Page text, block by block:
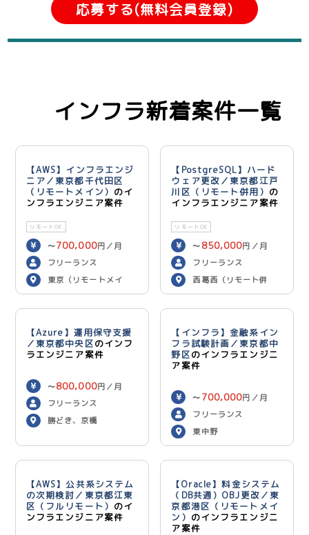
応募する(無料会員登録)
インフラ新着案件一覧
【AWS】インフラエンジ
ニア／東京都千代田区
（リモートメイン） のイ
ンフラエンジニア案件
リモートOK
〜700,000円／月
フリーランス
東京（リモートメイ
ン）
【PostgreSQL】ハード
ウェア更改／東京都江戸
川区（リモート併用） の
インフラエンジニア案件
リモートOK
〜 850,000円／月
フリーランス
西葛西（リモート併
用）
【Azure】運用保守支援
／東京都中央区のインフ
ラエンジニア案件
〜800,000円／月
フリーランス
勝どき、京橋
【インフラ】金融系イン
フラ試験計画／東京都中
野区のインフラエンジニ
ア案件
〜 700,000円／月
フリーランス
東中野
【AWS】公共系システム
の次期検討／東京都江東
区（フルリモート） のイ
ンフラエンジニア案件
【Oracle】料金システム
（DB共通）OBJ更改／東
京都港区（リモートメイ
ン） のインフラエンジニ
ア案件